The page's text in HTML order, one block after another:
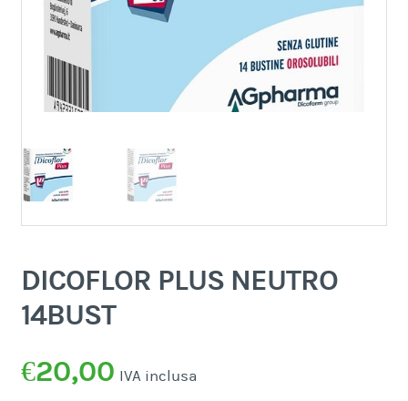
DICOFLOR PLUS NEUTRO
14BUST
€20,00 IVA inclusa